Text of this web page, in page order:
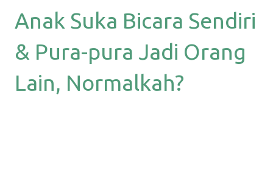
Anak Suka Bicara Sendiri
& Pura-pura Jadi Orang
Lain, Normalkah?